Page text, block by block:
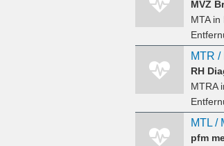
MVZ
MTAin
RH
MTRA
pfm